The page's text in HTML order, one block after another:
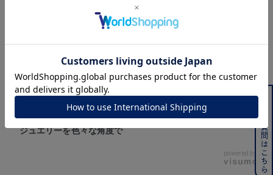
ジュエリーを色々な角度で
powered by よくある質問はこちら